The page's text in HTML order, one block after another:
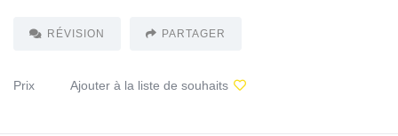
RÉVISION PARTAGER
Prix Ajouter à la liste de souhaits